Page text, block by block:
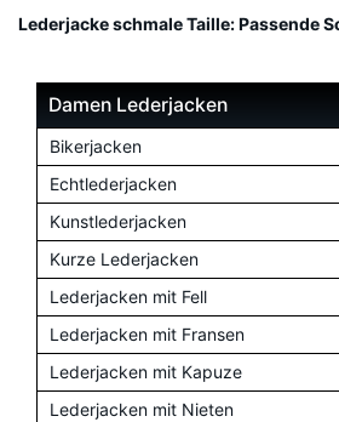
Lederjacke schmale Taille: Passende
Damen Lederjacken
Bikerjacken
Echtlederjacken
Kunstlederjacken
Kurze Lederjacken
Lederjacken mit Fell
Lederjacken mit Fransen
Lederjacken mit Kapuze
Lederjacken mit Nieten